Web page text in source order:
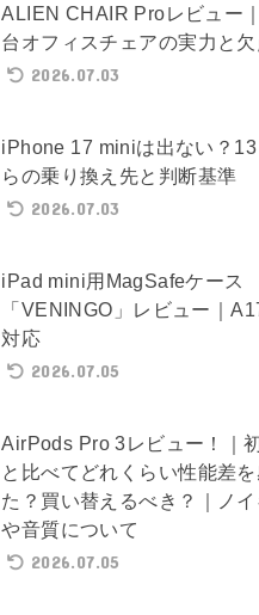
ALIEN CHAIR Proレビュー
台オフィスチェアの実力と欠
2026.07.03
iPhone 17 miniは出ない？
らの乗り換え先と判断基準
2026.07.03
iPad mini用MagSafeケース
「VENINGO」レビュー｜
対応
2026.07.05
AirPods Pro 3レビュー！｜
と比べてどれくらい性能差を
た？買い替えるべき？｜ノ
や音質について
2026.07.05